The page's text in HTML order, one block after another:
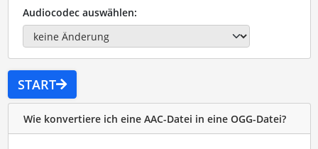
Audiocodec auswählen:
START
Wie konvertiere ich eine AAC-Datei in eine OGG-Datei?